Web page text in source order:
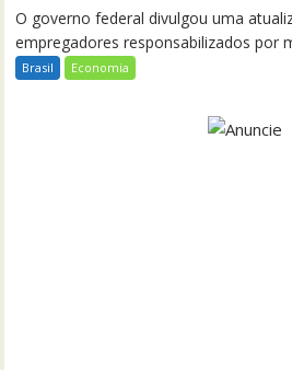
O governo federal divulgou uma
empregadores responsabilizados por
Brasil Economia